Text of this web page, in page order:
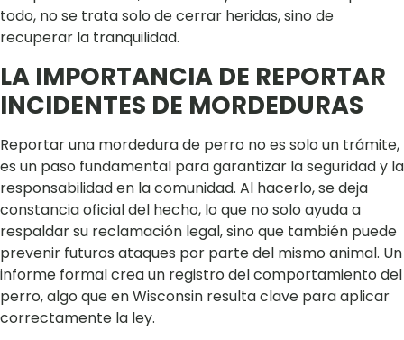
todo, no se trata solo de cerrar heridas, sino de
recuperar la tranquilidad.
LA IMPORTANCIA DE REPORTAR
INCIDENTES DE MORDEDURAS
Reportar una mordedura de perro no es solo un trámite,
es un paso fundamental para garantizar la seguridad y la
responsabilidad en la comunidad. Al hacerlo, se deja
constancia oficial del hecho, lo que no solo ayuda a
respaldar su reclamación legal, sino que también puede
prevenir futuros ataques por parte del mismo animal. Un
informe formal crea un registro del comportamiento del
perro, algo que en Wisconsin resulta clave para aplicar
correctamente la ley.